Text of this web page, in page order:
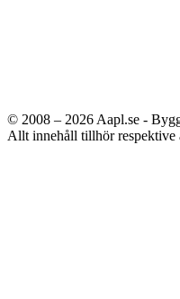
© 2008 – 2026 Aapl.se -
Allt innehåll tillhör respektive